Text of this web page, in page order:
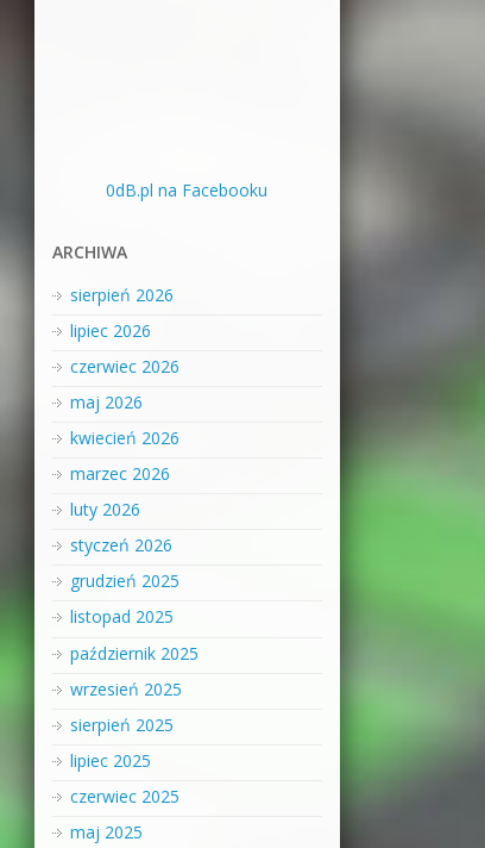
0dB.pl na Facebooku
ARCHIWA
sierpień 2026
lipiec 2026
czerwiec 2026
maj 2026
kwiecień 2026
marzec 2026
luty 2026
styczeń 2026
grudzień 2025
listopad 2025
październik 2025
wrzesień 2025
sierpień 2025
lipiec 2025
czerwiec 2025
maj 2025